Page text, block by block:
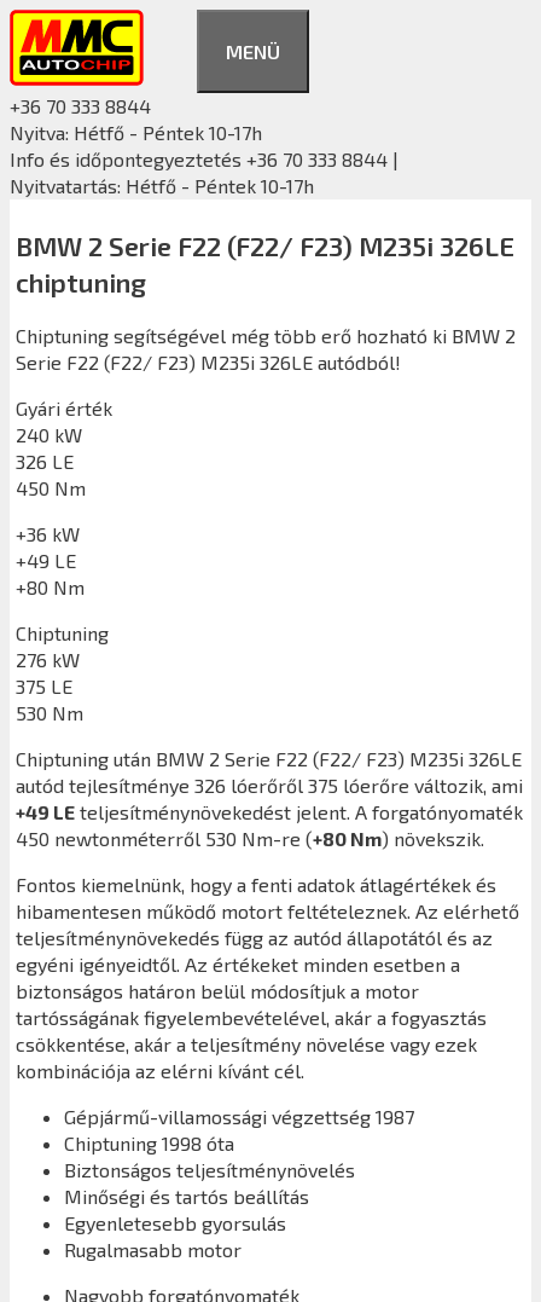
Kilépés
tartalomba
MENÜ
+36 70 333 8844
Nyitva: Hétfő - Péntek 10-17h
Info és időpontegyeztetés +36 70 333 8844 |
Nyitvatartás: Hétfő - Péntek 10-17h
BMW 2 Serie F22 (F22/ F23) M235i 326LE
chiptuning
Chiptuning segítségével még több erő hozható ki BMW 2
Serie F22 (F22/ F23) M235i 326LE autódból!
Gyári érték
240 kW
326 LE
450 Nm
+36 kW
+49 LE
+80 Nm
Chiptuning
276 kW
375 LE
530 Nm
Chiptuning után BMW 2 Serie F22 (F22/ F23) M235i 326LE
autód tejlesítménye 326 lóerőről 375 lóerőre változik, ami
+49 LE teljesítménynövekedést jelent. A forgatónyomaték
450 newtonméterről 530 Nm-re (+80 Nm) növekszik.
Fontos kiemelnünk, hogy a fenti adatok átlagértékek és
hibamentesen működő motort feltételeznek. Az elérhető
teljesítménynövekedés függ az autód állapotától és az
egyéni igényeidtől. Az értékeket minden esetben a
biztonságos határon belül módosítjuk a motor
tartósságának figyelembevételével, akár a fogyasztás
csökkentése, akár a teljesítmény növelése vagy ezek
kombinációja az elérni kívánt cél.
Gépjármű-villamossági végzettség 1987
Chiptuning 1998 óta
Biztonságos teljesítménynövelés
Minőségi és tartós beállítás
Egyenletesebb gyorsulás
Rugalmasabb motor
Nagyobb forgatónyomaték